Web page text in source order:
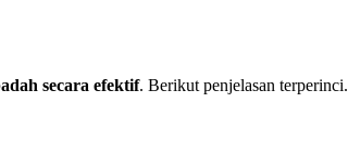
secara efektif. Berikut penjelasan terperinci.